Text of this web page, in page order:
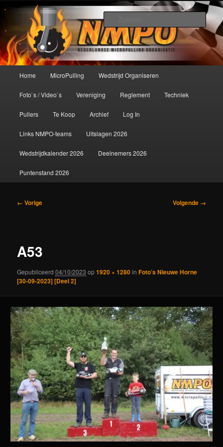
primaire
inhoudNederlandse MicroPulling
Organisatie
De meest krachtige modelbouwsport ter wereld!
Home MicroPulling Wedstrijd Organiseren
Foto`s / Video`s Vereniging Reglement Techniek
Pullers Te Koop Archief Log In
Links NMPO-teams Uitslagen 2026
Wedstrijdkalender 2026 Deelnemers 2026
Puntenstand 2026
Afbeeldingsnavigatie
← Vorige Volgende →
A53
Gepubliceerd04/10/2023 op1920 × 1280inFoto’s Nieuwe Horne
[30-09-2023] [Deel 2]